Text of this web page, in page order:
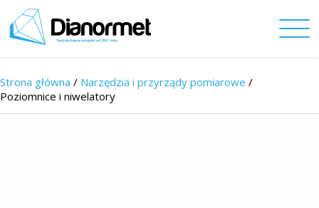
Strona główna / Narzędzia i przyrządy pomiarowe /
Poziomnice i niwelatory